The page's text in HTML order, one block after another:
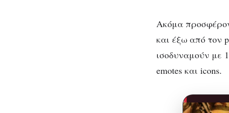
Ακόμα
και έξω από τον
ισοδυναμούν με
emotes και icons.